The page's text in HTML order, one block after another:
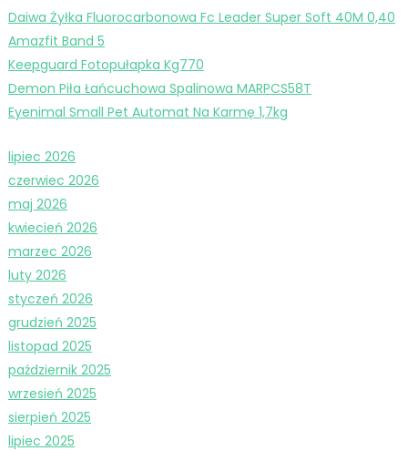
Daiwa Żyłka Fluorocarbonowa Fc Leader Super Soft 40M 0,40
Amazfit Band 5
Keepguard Fotopułapka Kg770
Demon Piła Łańcuchowa Spalinowa MARPCS58T
Eyenimal Small Pet Automat Na Karmę 1,7kg
lipiec 2026
czerwiec 2026
maj 2026
kwiecień 2026
marzec 2026
luty 2026
styczeń 2026
grudzień 2025
listopad 2025
październik 2025
wrzesień 2025
sierpień 2025
lipiec 2025